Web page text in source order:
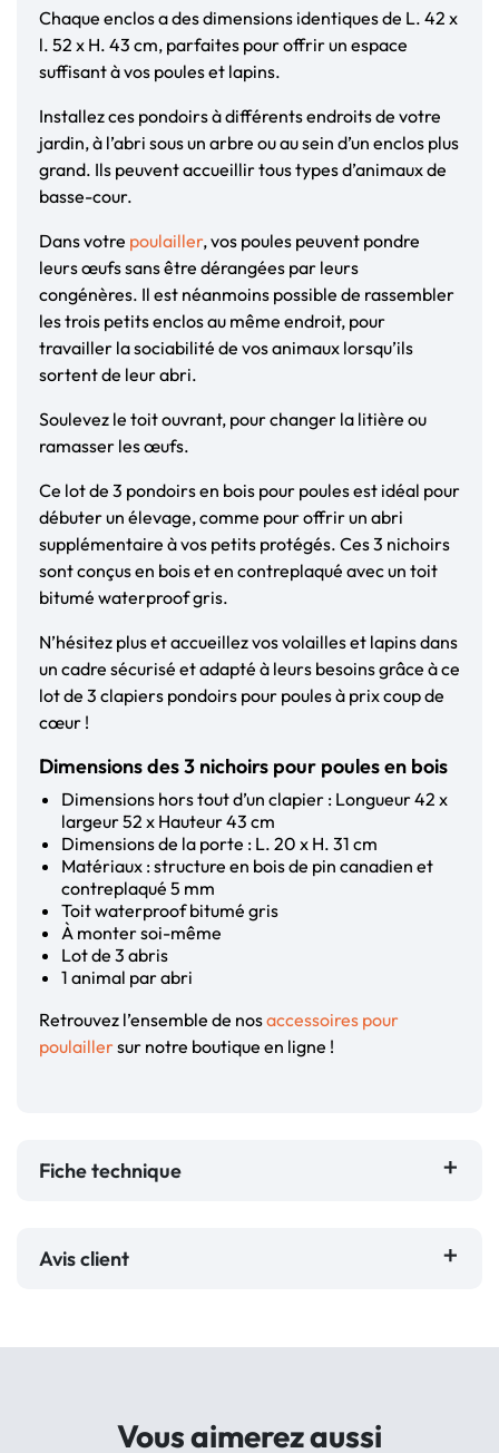
Chaque enclos a des dimensions identiques de L. 42 x
l. 52 x H. 43 cm, parfaites pour offrir un espace
suffisant à vos poules et lapins.
Installez ces pondoirs à différents endroits de votre
jardin, à l’abri sous un arbre ou au sein d’un enclos plus
grand. Ils peuvent accueillir tous types d’animaux de
basse-cour.
Dans votre poulailler, vos poules peuvent pondre
leurs œufs sans être dérangées par leurs
congénères. Il est néanmoins possible de rassembler
les trois petits enclos au même endroit, pour
travailler la sociabilité de vos animaux lorsqu’ils
sortent de leur abri.
Soulevez le toit ouvrant, pour changer la litière ou
ramasser les œufs.
Ce lot de 3 pondoirs en bois pour poules est idéal pour
débuter un élevage, comme pour offrir un abri
supplémentaire à vos petits protégés. Ces 3 nichoirs
sont conçus en bois et en contreplaqué avec un toit
bitumé waterproof gris.
N’hésitez plus et accueillez vos volailles et lapins dans
un cadre sécurisé et adapté à leurs besoins grâce à ce
lot de 3 clapiers pondoirs pour poules à prix coup de
cœur !
Dimensions des 3 nichoirs pour poules en bois
Dimensions hors tout d’un clapier : Longueur 42 x
largeur 52 x Hauteur 43 cm
Dimensions de la porte : L. 20 x H. 31 cm
Matériaux : structure en bois de pin canadien et
contreplaqué 5 mm
Toit waterproof bitumé gris
À monter soi-même
Lot de 3 abris
1 animal par abri
Retrouvez l’ensemble de nosaccessoires pour
poulaillersur notre boutique en ligne !
Fiche technique
Avis client
Vous aimerez aussi